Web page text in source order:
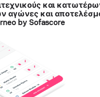
και
αγώνες και
by Sofascore